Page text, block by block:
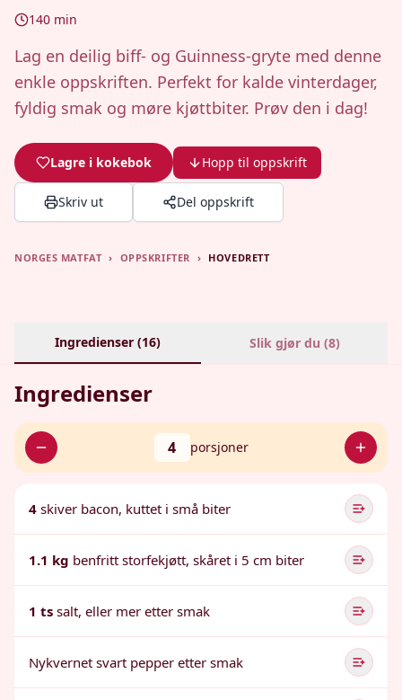
140 min
Lag en deilig biff- og Guinness-gryte med denne
enkle oppskriften. Perfekt for kalde vinterdager,
fyldig smak og møre kjøttbiter. Prøv den i dag!
Lagre i kokebok Hopp til oppskrift
Skriv ut Del oppskrift
NORGES MATFAT › OPPSKRIFTER › HOVEDRETT
Ingredienser (16) Slik gjør du (8)
Ingredienser
4 porsjoner
4 skiver bacon, kuttet i små biter
1.1 kg benfritt storfekjøtt, skåret i 5 cm biter
1 ts salt, eller mer etter smak
Nykvernet svart pepper etter smak